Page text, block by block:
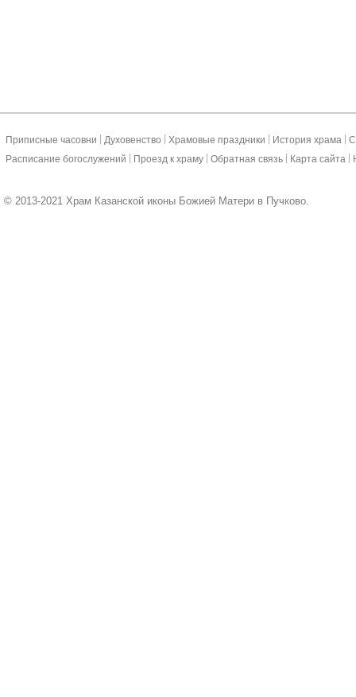
Приписные часовни Духовенство Храмовые праздники История храма
Расписание богослужений
Проезд к храму Обратная связь Карта сайта
© 2013-2021 Храм Казанской иконы Божией Матери в Пучково.